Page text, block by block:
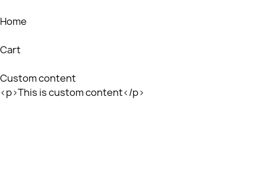
Home
Cart
Custom content
<p>This is custom content</p>